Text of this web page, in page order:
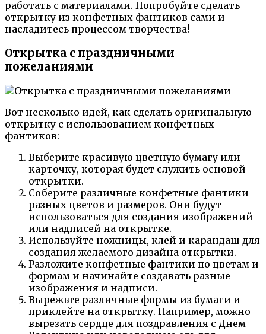
работать с материалами. Попробуйте сделать
открытку из конфетных фантиков сами и
насладитесь процессом творчества!
Открытка с праздничными
пожеланиями
Вот несколько идей, как сделать оригинальную
открытку с использованием конфетных
фантиков:
Выберите красивую цветную бумагу или
карточку, которая будет служить основой
открытки.
Соберите различные конфетные фантики
разных цветов и размеров. Они будут
использоваться для создания изображений
или надписей на открытке.
Используйте ножницы, клей и карандаш для
создания желаемого дизайна открытки.
Разложите конфетные фантики по цветам и
формам и начинайте создавать разные
изображения и надписи.
Вырежьте различные формы из бумаги и
приклейте на открытку. Например, можно
вырезать сердце для поздравления с Днем